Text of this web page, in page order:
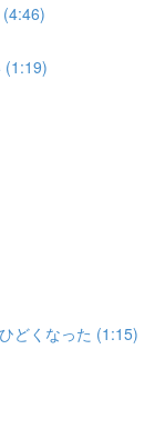
(1:19)
どくなった (1:15)